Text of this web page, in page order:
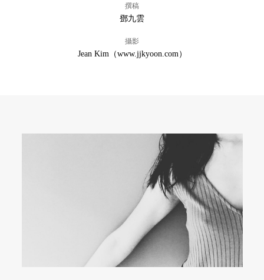
撰稿
鄧九雲
攝影
Jean Kim（www.jjkyoon.com）